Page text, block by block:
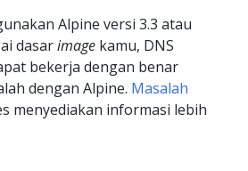
Alpine versi 3.3 atau
dasarimage kamu, DNS
bekerja dengan benar
dengan Alpine. Masalah
menyediakan informasi lebih